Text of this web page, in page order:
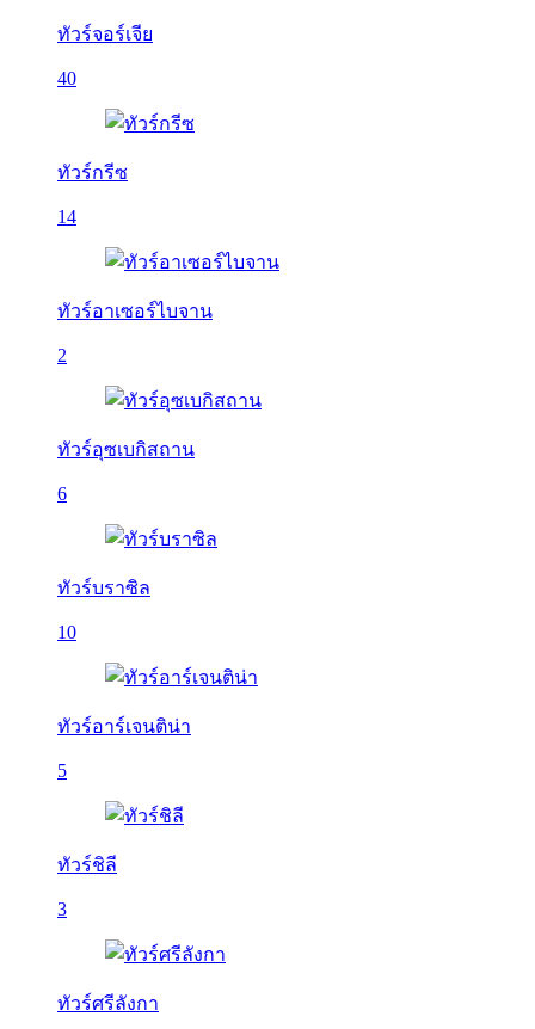
ทัวร์จอร์เจีย
40
ทัวร์กรีซ
14
ทัวร์อาเซอร์ไบจาน
2
ทัวร์อุซเบกิสถาน
6
ทัวร์บราซิล
10
ทัวร์อาร์เจนติน่า
5
ทัวร์ชิลี
3
ทัวร์ศรีลังกา